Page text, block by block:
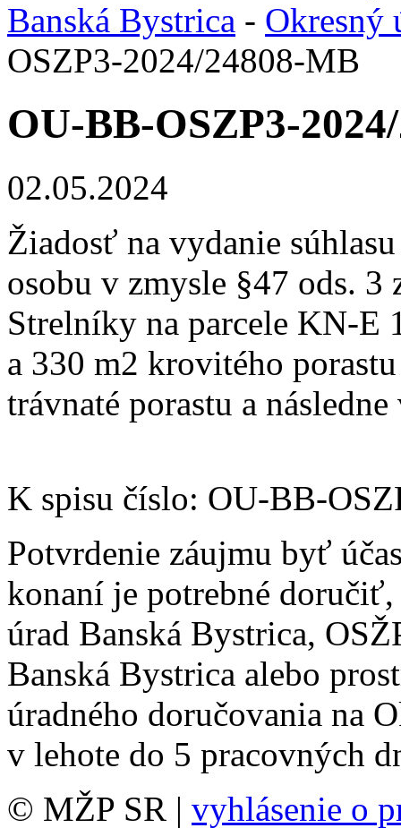
Banská Bystrica - Okresný
OSZP3-2024/24808-MB
OU-BB-OSZP3-
02.05.2024
Žiadosť na vydanie
osobu v zmysle §47 ods.
Strelníky na parcele KN-E
a 330 m2 krovitého
trávnaté porastu a
K spisu číslo: OU-BB-
Potvrdenie záujmu byť
konaní je potrebné
úrad Banská Bystrica,
Banská Bystrica alebo
úradného doručovania na
v lehote do 5 pracovných
© MŽP SR | vyhlásenie o